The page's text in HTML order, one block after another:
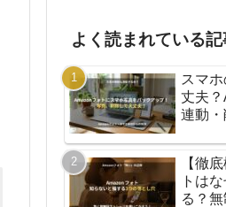
よく読まれている記
スマ
丈夫
連動
【徹
トは
る？